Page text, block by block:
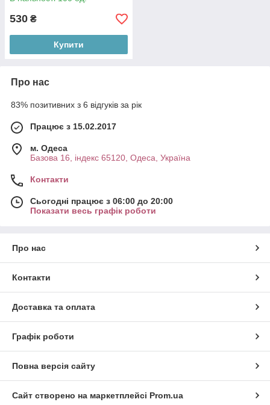
530 ₴
Купити
Про нас
83% позитивних з 6 відгуків за рік
Працює з 15.02.2017
м. Одеса
Базова 16, індекс 65120, Одеса, Україна
Контакти
Сьогодні працює з 06:00 до 20:00
Показати весь графік роботи
Про нас
Контакти
Доставка та оплата
Графік роботи
Повна версія сайту
Сайт створено на маркетплейсі Prom.ua